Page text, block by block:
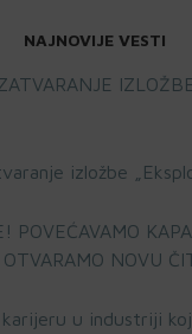
NAJNOVIJE VESTI
izložbe
POVEĆAVAMO
NOVU
u industriji